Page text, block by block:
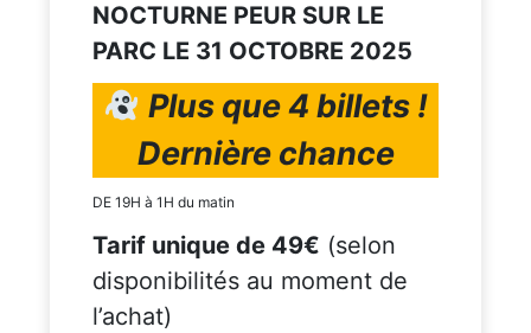
NOCTURNE PEUR SUR LE
PARC LE 31 OCTOBRE 2025
Plus que 4 billets !
Dernière chance
DE 19H à 1H du matin
Tarif unique de 49€ (selon
disponibilités au moment de
l’achat)